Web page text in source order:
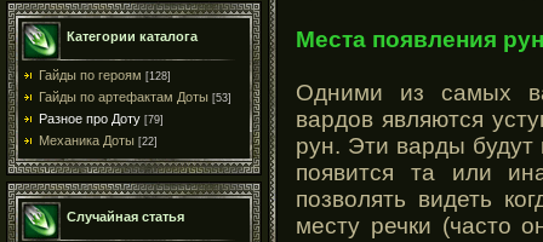
Категории каталога
Гайды по героям [128]
Гайды по артефактам Доты [53]
Разное про Доту [79]
Механика Доты [22]
Случайная статья
Места появления рун
Одними из самых
вардов являются
рун. Эти варды будут
появится та или
позволять видеть
месту речки (часто